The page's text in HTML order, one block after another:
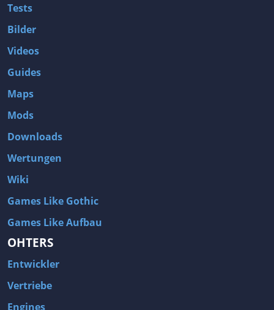
Tests
Bilder
Videos
Guides
Maps
Mods
Downloads
Wertungen
Wiki
Games Like Gothic
Games Like Aufbau
OHTERS
Entwickler
Vertriebe
Engines